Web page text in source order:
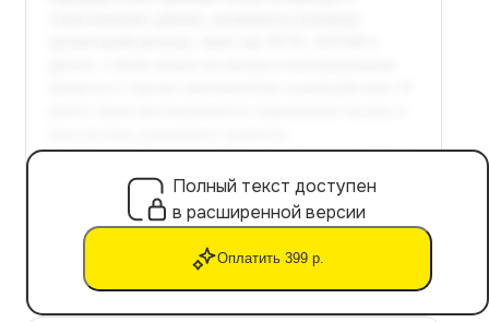
Полный текст доступен
в расширенной версии
Оплатить 399 р.